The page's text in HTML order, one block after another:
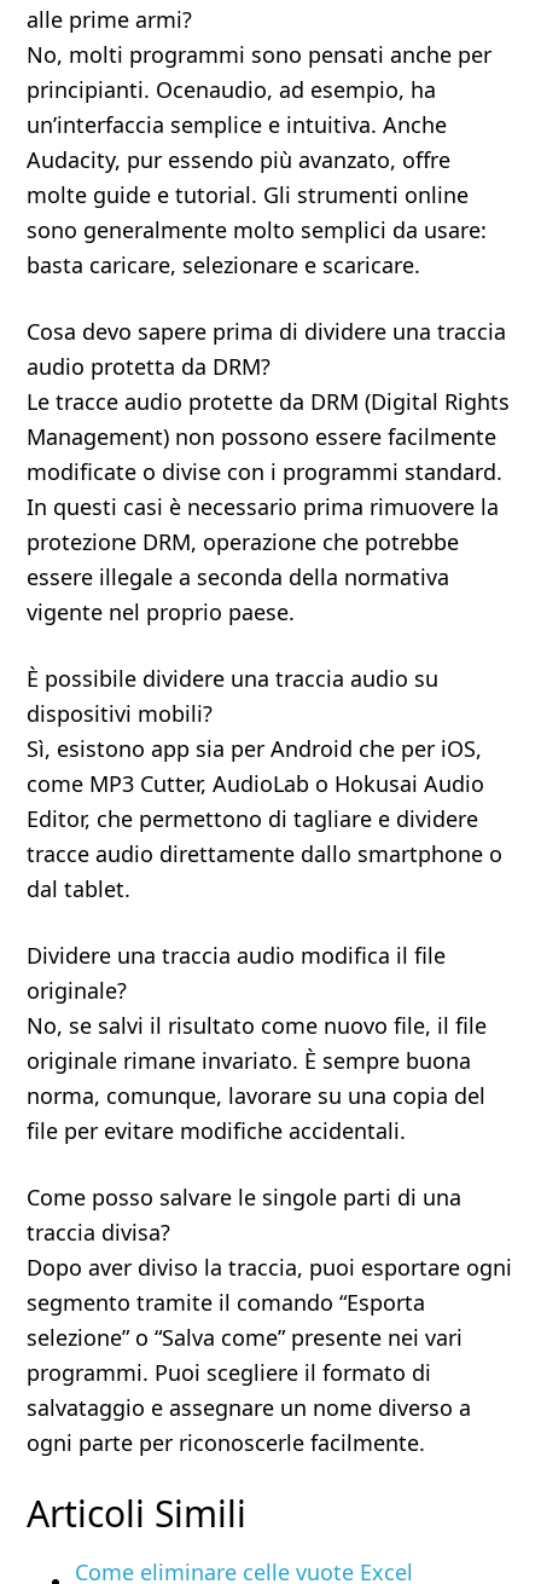
alle prime armi?
No, molti programmi sono pensati anche per
principianti. Ocenaudio, ad esempio, ha
un’interfaccia semplice e intuitiva. Anche
Audacity, pur essendo più avanzato, offre
molte guide e tutorial. Gli strumenti online
sono generalmente molto semplici da usare:
basta caricare, selezionare e scaricare.
Cosa devo sapere prima di dividere una traccia
audio protetta da DRM?
Le tracce audio protette da DRM (Digital Rights
Management) non possono essere facilmente
modificate o divise con i programmi standard.
In questi casi è necessario prima rimuovere la
protezione DRM, operazione che potrebbe
essere illegale a seconda della normativa
vigente nel proprio paese.
È possibile dividere una traccia audio su
dispositivi mobili?
Sì, esistono app sia per Android che per iOS,
come MP3 Cutter, AudioLab o Hokusai Audio
Editor, che permettono di tagliare e dividere
tracce audio direttamente dallo smartphone o
dal tablet.
Dividere una traccia audio modifica il file
originale?
No, se salvi il risultato come nuovo file, il file
originale rimane invariato. È sempre buona
norma, comunque, lavorare su una copia del
file per evitare modifiche accidentali.
Come posso salvare le singole parti di una
traccia divisa?
Dopo aver diviso la traccia, puoi esportare ogni
segmento tramite il comando “Esporta
selezione” o “Salva come” presente nei vari
programmi. Puoi scegliere il formato di
salvataggio e assegnare un nome diverso a
ogni parte per riconoscerle facilmente.
Articoli Simili
Come eliminare celle vuote Excel​